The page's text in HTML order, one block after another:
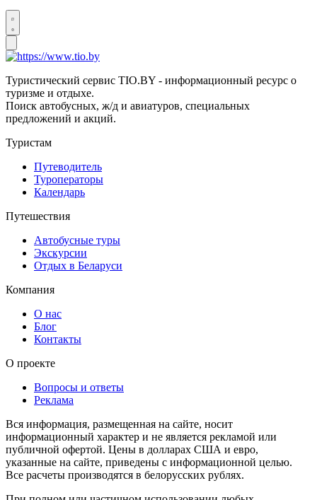
Туристический сервис TIO.BY - информационный ресурс о
туризме и отдыхе.
Поиск автобусных, ж/д и авиатуров, специальных
предложений и акций.
Туристам
Путеводитель
Туроператоры
Календарь
Путешествия
Автобусные туры
Экскурсии
Отдых в Беларуси
Компания
О нас
Блог
Контакты
О проекте
Вопросы и ответы
Реклама
Вся информация, размещенная на сайте, носит
информационный характер и не является рекламой или
публичной офертой. Цены в долларах США и евро,
указанные на сайте, приведены с информационной целью.
Все расчеты производятся в белорусских рублях.